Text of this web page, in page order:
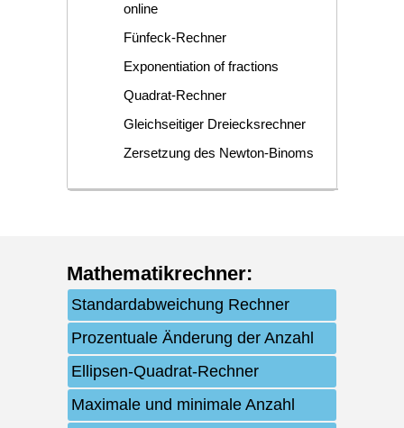
online
Fünfeck-Rechner
Exponentiation of fractions
Quadrat-Rechner
Gleichseitiger Dreiecksrechner
Zersetzung des Newton-Binoms
Mathematikrechner:
Standardabweichung Rechner
Prozentuale Änderung der Anzahl
Ellipsen-Quadrat-Rechner
Maximale und minimale Anzahl